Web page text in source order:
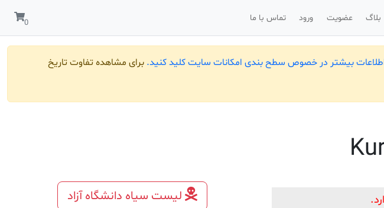
بلاگ عضویت ورود تماس با ما
بیشتر در خصوص سطح بندی امکانات سایت کلید کنید. برای مشاهده تفاوت تاریخ
لیست سیاه دانشگاه آزاد